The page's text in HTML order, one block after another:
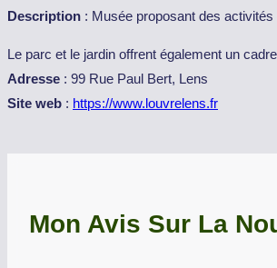
Description : Musée proposant des
Le parc et le jardin offrent également un
Adresse : 99 Rue Paul Bert, Lens
Site web : https://www.louvrelens.fr
Mon Avis Sur La